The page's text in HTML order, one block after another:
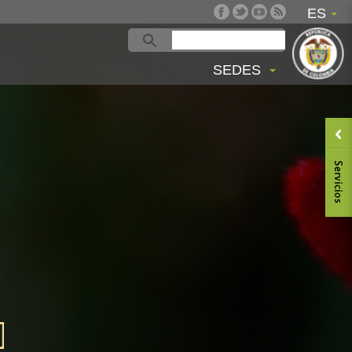
ES
SEDES